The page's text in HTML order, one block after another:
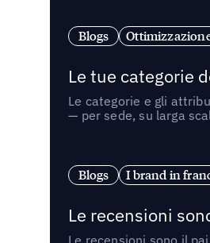
Blogs
Le tue categorie
Le categorie e gli
— per sede, su larga
Blogs I brand in
Le recensioni
Le recensioni sono il